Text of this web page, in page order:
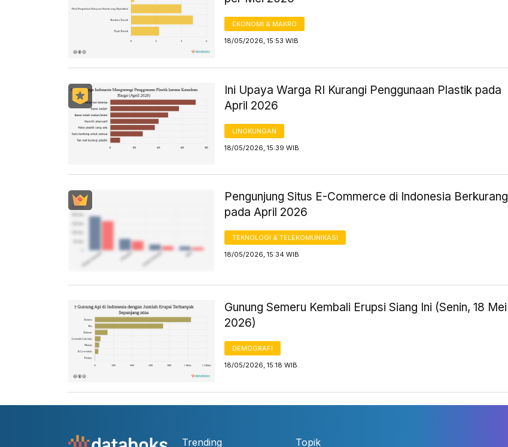
EKONOMI & MAKRO
18/05/2026, 15:53 WIB
Ini Upaya Warga RI Kurangi Penggunaan Plastik pada
April 2026
LINGKUNGAN
18/05/2026, 15:39 WIB
Pengunjung Situs E-Commerce di Indonesia Berkurang
pada April 2026
TEKNOLOGI & TELEKOMUNIKASI
18/05/2026, 15:34 WIB
Gunung Semeru Kembali Erupsi Siang Ini (Senin, 18 Mei
2026)
DEMOGRAFI
18/05/2026, 15:18 WIB
Trending Topik